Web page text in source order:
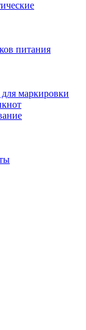
питания
маркировки